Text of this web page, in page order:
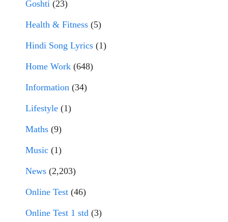
Goshti (23)
Health & Fitness (5)
Hindi Song Lyrics (1)
Home Work (648)
Information (34)
Lifestyle (1)
Maths (9)
Music (1)
News (2,203)
Online Test (46)
Online Test 1 std (3)